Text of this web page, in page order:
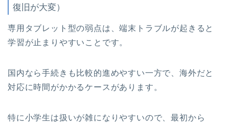
復旧が大変）
専用タブレット型の弱点は、端末トラブルが起きると
学習が止まりやすいことです。
国内なら手続きも比較的進めやすい一方で、海外だと
対応に時間がかかるケースがあります。
特に小学生は扱いが雑になりやすいので、最初から